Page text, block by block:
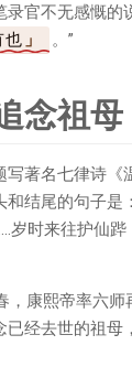
官不无感慨的
也
。”
念祖母
著名七律诗《
结尾的句子是
岁时来往护仙跸
，康熙帝率六师
已经去世的祖母